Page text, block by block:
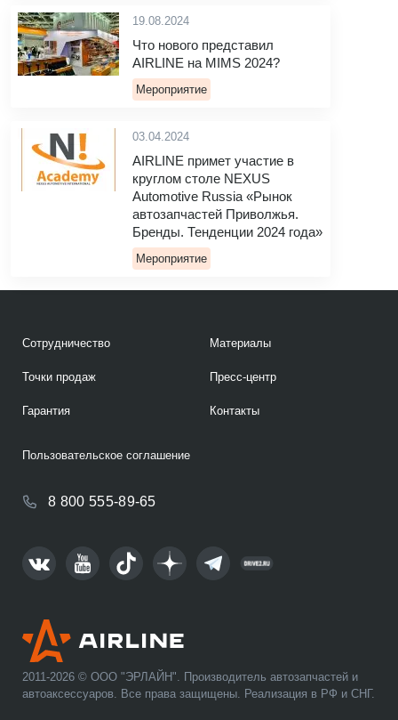
19.08.2024
Что нового представил
AIRLINE на MIMS 2024?
Мероприятие
03.04.2024
AIRLINE примет участие в
круглом столе NEXUS
Automotive Russia «Рынок
автозапчастей Приволжья.
Бренды. Тенденции 2024 года»
Мероприятие
2011-2026 © ООО "ЭРЛАЙН". Производитель автозапчастей и
автоаксессуаров. Все права защищены. Реализация в РФ и СНГ.
Сотрудничество
Точки продаж
Гарантия
Материалы
Пресс-центр
Контакты
8 800 555-89-65
Пользовательское соглашение